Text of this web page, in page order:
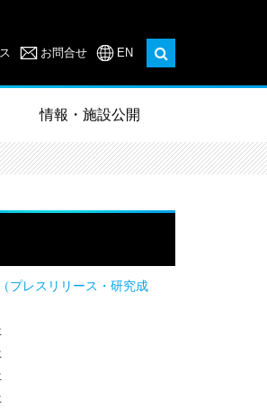
お問合せ EN
情報・施設公開
プレスリリース・研究成